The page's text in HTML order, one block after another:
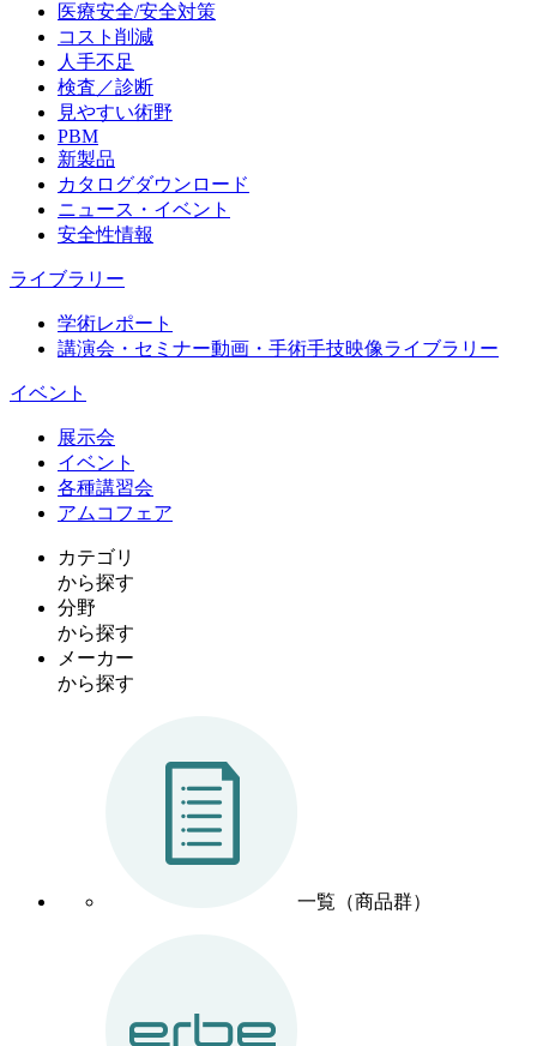
医療安全/安全対策
コスト削減
人手不足
検査／診断
見やすい術野
PBM
新製品
カタログダウンロード
ニュース・イベント
安全性情報
ライブラリー
学術レポート
講演会・セミナー動画・手術手技映像ライブラリー
イベント
展示会
イベント
各種講習会
アムコフェア
カテゴリ
から探す
分野
から探す
メーカー
から探す
一覧（商品群）